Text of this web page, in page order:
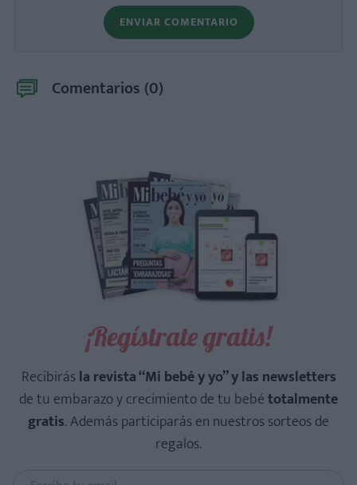
ENVIAR COMENTARIO
Comentarios (0)
¡Regístrate gratis!
Recibirásla revista “Mi bebé y yo” y las newsletters
de tu embarazo y crecimiento de tu bebétotalmente
gratis. Además participarás en nuestros sorteos de
regalos.